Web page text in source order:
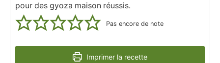
pour des gyoza maison réussis.
Pas encore de note
Imprimer la recette